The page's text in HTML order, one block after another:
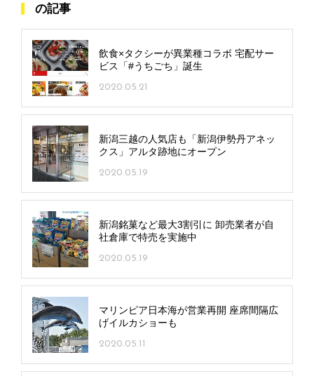
の記事
飲食×タクシーが異業種コラボ 宅配サー
ビス「#うちごち」誕生
2020.05.21
新潟三越の人気店も「新潟伊勢丹アネッ
クス」アルタ跡地にオープン
2020.05.19
新潟銘菓など最大3割引に 卸売業者が自
社倉庫で特売を実施中
2020.05.19
マリンピア日本海が営業再開 座席間隔広
げイルカショーも
2020.05.11